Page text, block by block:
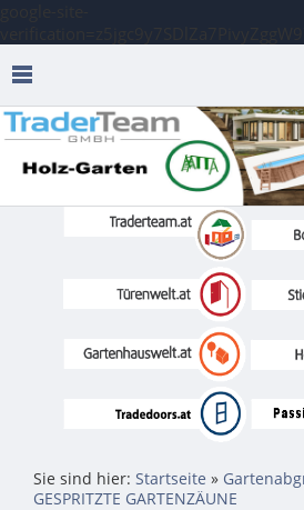
Sie sind hier: Startseite »
GESPRITZTE GARTENZÄUNE